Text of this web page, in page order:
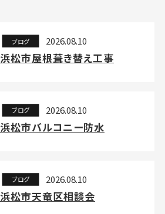
ブログ 2026.08.10
浜松市屋根葺き替え工事
ブログ 2026.08.10
浜松市バルコニー防水
ブログ 2026.08.10
浜松市天竜区相談会